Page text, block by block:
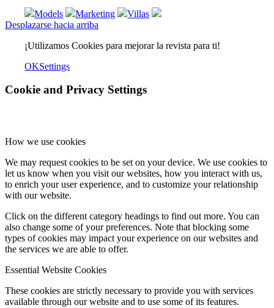
Models Marketing
Villas
Desplazarse hacia arriba
¡Utilizamos Cookies para mejorar la revista para ti!
OKSettings
Cookie and Privacy Settings
How we use cookies
We may request cookies to be set on your device. We use cookies to
let us know when you visit our websites, how you interact with us,
to enrich your user experience, and to customize your relationship
with our website.
Click on the different category headings to find out more. You can
also change some of your preferences. Note that blocking some
types of cookies may impact your experience on our websites and
the services we are able to offer.
Essential Website Cookies
These cookies are strictly necessary to provide you with services
available through our website and to use some of its features.